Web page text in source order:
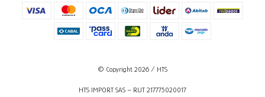
© Copyright 2026 / HTS
HTS IMPORT SAS – RUT 217775020017